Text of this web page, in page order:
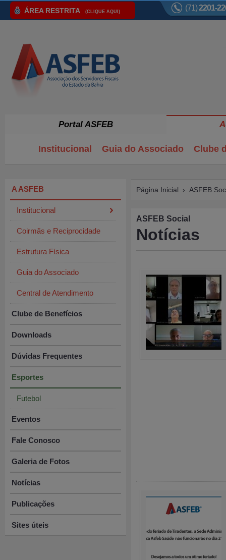
ÁREA RESTRITA (CLIQUE AQUI) (71)2201-
Portal ASFEB
Institucional Guia do Associado Clube
A ASFEB
Institucional
Coirmãs e Reciprocidade
Estrutura Física
Guia do Associado
Central de Atendimento
Clube de Benefícios
Downloads
Dúvidas Frequentes
Esportes
Futebol
Eventos
Fale Conosco
Galeria de Fotos
Notícias
Publicações
Sites úteis
Página Inicial › ASFEB
ASFEB Social
Notícias